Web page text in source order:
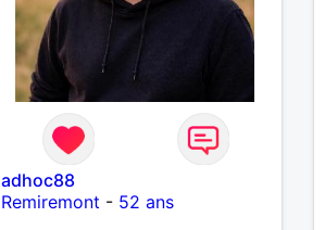
adhoc88
Remiremont - 52 ans